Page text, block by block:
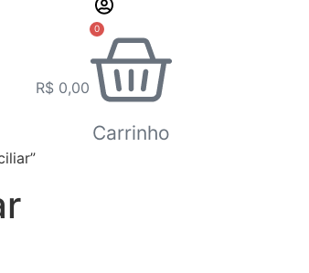
R$ 0,00
0
Carrinho